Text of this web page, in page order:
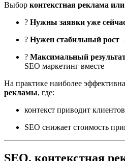
Выбор контекстная реклама
? Нужны заявки уже
? Нужен стабильный рост
? Максимальный
SEO маркетинг вместе
На практике наиболее эффективна
рекламы, где:
контекст приводит клиентов
SEO снижает стоимость
SEO, контекстная